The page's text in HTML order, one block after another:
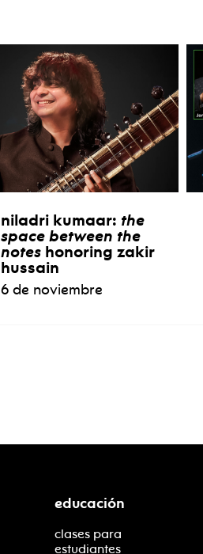
niladri kumaar: the
space between the
noteshonoring zakir
hussain
6 de noviembre
educación
clases para
estudiantes